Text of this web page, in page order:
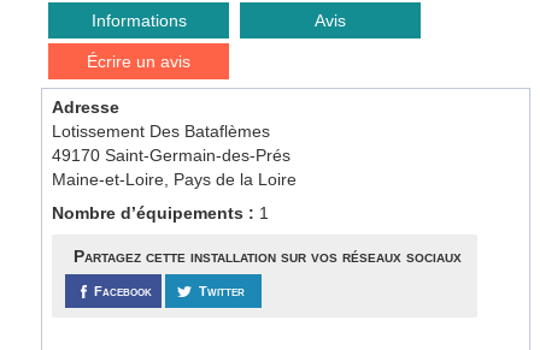
Informations Avis
Écrire un avis
Adresse
Lotissement Des Bataflèmes
49170 Saint-Germain-des-Prés
Maine-et-Loire, Pays de la Loire
Nombre d’équipements : 1
Partagez cette installation sur vos réseaux sociaux
Facebook Twitter